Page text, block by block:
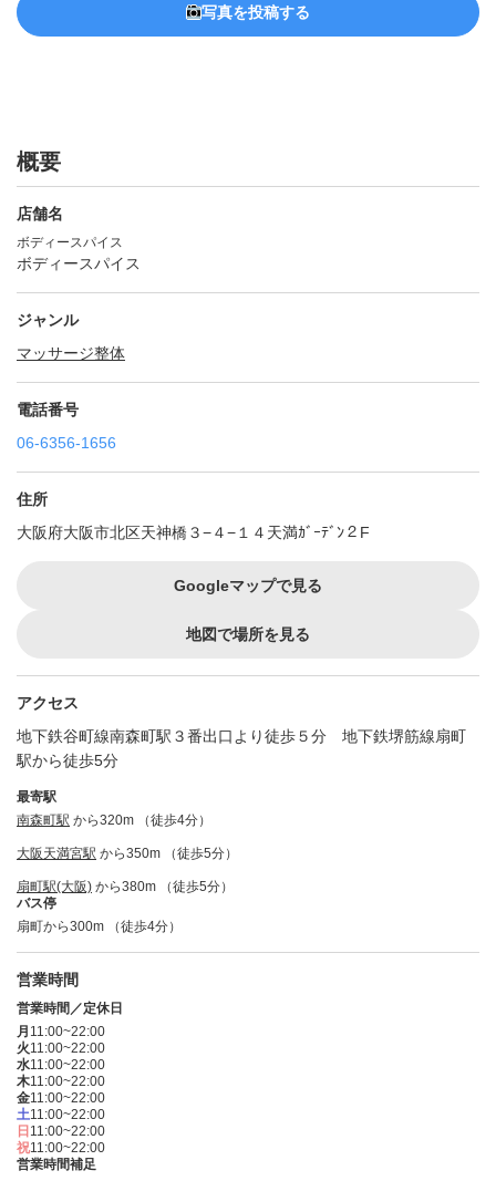
写真を投稿する
概要
店舗名
ボディースパイス
ボディースパイス
ジャンル
マッサージ整体
電話番号
06-6356-1656
住所
大阪府大阪市北区天神橋３−４−１４天満ｶﾞｰﾃﾞﾝ２F
Googleマップで見る
地図で場所を見る
アクセス
地下鉄谷町線南森町駅３番出口より徒歩５分 地下鉄堺筋線扇町
駅から徒歩5分
最寄駅
南森町駅 から320m （徒歩4分）
大阪天満宮駅 から350m （徒歩5分）
扇町駅(大阪) から380m （徒歩5分）
バス停
扇町から300m （徒歩4分）
営業時間
営業時間／定休日
月 11:00~22:00
火11:00~22:00
水11:00~22:00
木11:00~22:00
金11:00~22:00
土11:00~22:00
日 11:00~22:00
祝11:00~22:00
営業時間補足